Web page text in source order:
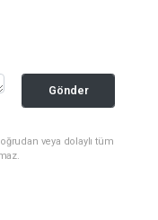
Gönder
veya dolaylı tüm